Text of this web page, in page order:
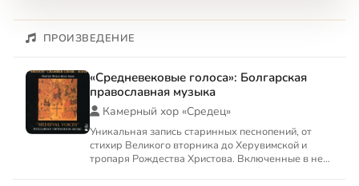
ПРОИЗВЕДЕНИЕ
«Средневековые голоса»: Болгарская
православная музыка
Камерный хор «Средец»
Уникальная запись старинных песнопений, от
стихир Великого вторника до Херувимской и
тропаря Рождества Христова. Включенные в него